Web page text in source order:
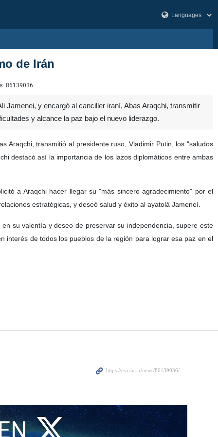
de Irán
86139036
Jamenei, y encargó al canciller iraní, Abas Araqchi, transmitir
y alcance la paz bajo el nuevo liderazgo.
Araqchi, transmitió al presidente ruso, Vladimir Putin, los "saludos
destacó así la importancia de los lazos diplomáticos entre ambas
a Araqchi hacer llegar su "más sincero agradecimiento" por el
estratégicas, y deseó salud y éxito al ayatolá Jameneí.
su valentía y deseo de preservar su independencia, supere este
interés de todos los pueblos de la región para lograr esa paz en el